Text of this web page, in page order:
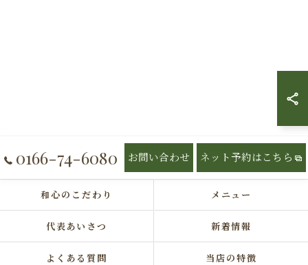
0166-74-6080 お問い合わせ ネット予約はこちら
和心のこだわり メニュー
代表あいさつ 新着情報
よくある質問 当店の特徴